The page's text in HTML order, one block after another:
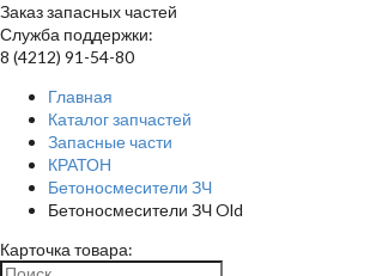
Заказ запасных частей
Служба поддержки:
8 (4212) 91-54-80
Главная
Каталог запчастей
Запасные части
КРАТОН
Бетоносмесители ЗЧ
Бетоносмесители ЗЧ Old
Карточка товара: